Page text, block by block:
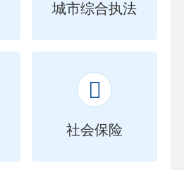
城市综合执法

社会保险